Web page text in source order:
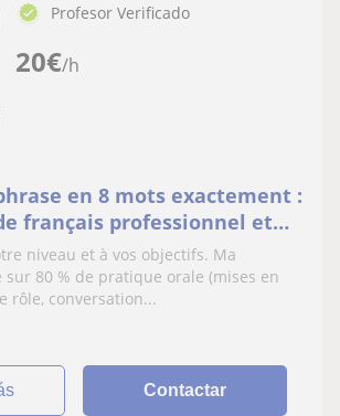
20€/h
Profesor Verificado
en 8 mots exactement :
français professionnel et
toutes catégories
niveau et à vos objectifs. Ma
sur 80 % de pratique orale (mises en
rôle, conversation...
Contactar